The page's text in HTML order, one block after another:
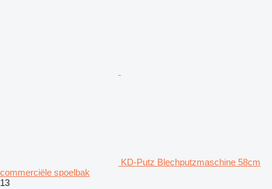
KD-Putz Blechputzmaschine 58cm
commerciële spoelbak
13